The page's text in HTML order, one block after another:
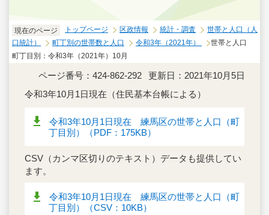
現在のページ トップページ 区政情報 統計・調査
世帯と人口（人
口統計）
町丁別の世帯数と人口 令和3年（2021年）
世帯と人口
町丁目別：令和3年（2021年）10月
ページ番号：424-862-292
更新日：2021年10月5日
令和3年10月1日現在（住民基本台帳による）
令和3年10月1日現在 練馬区の世帯と人口（町
丁目別）（PDF：175KB）
CSV（カンマ区切りのテキスト）データも提供してい
ます。
令和3年10月1日現在 練馬区の世帯と人口（町
丁目別）（CSV：10KB）